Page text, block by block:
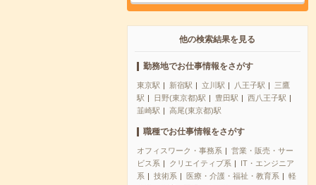
他の検索結果を見る
勤務地でお仕事情報をさがす
東京駅 新宿駅 立川駅 八王子駅
三鷹
駅
日野(東京都)駅 豊田駅
西八王子駅
韮崎駅
高尾(東京都)駅
職種でお仕事情報をさがす
オフィスワーク・事務系
営業・販売・サー
ビス系
クリエイティブ系
IT・エンジニア
系
技術系 医療・介護・福祉・教育系
軽